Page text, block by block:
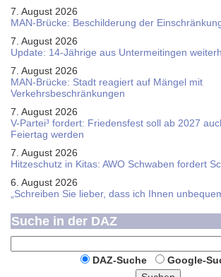
7. August 2026
MAN-Brücke: Beschilderung der
7. August 2026
Update: 14-Jährige aus Untermeitingen
7. August 2026
MAN-Brücke: Stadt reagiert auf Mängel mit
Verkehrsbeschränkungen
7. August 2026
V-Partei­³ fordert: Friedens­fest soll ab 2027
Feier­tag werden
7. August 2026
Hitzeschutz in Kitas: AWO Schwaben fordert
6. August 2026
„Schreiben Sie lieber, dass ich Ihnen
Suche in der DAZ
DAZ-Suche
Google-